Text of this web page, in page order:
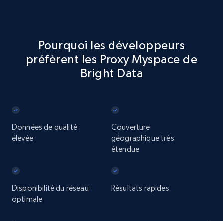
Pourquoi les développeurs
préfèrent les Proxy Myspace de
Bright Data
Données de qualité
élevée
Couverture
géographique très
étendue
Disponibilité du réseau
optimale
Résultats rapides